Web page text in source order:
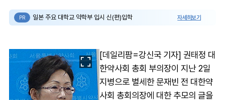
PR 일본 주요 대학교 약학부 입시 신(편)입학 자세히보기
[데일리팜=강신국 기자] 권태정 대
한약사회 총회 부의장이 지난 2일
지병으로 별세한 문재빈 전 대한약
사회 총회의장에 대한 추모의 글을